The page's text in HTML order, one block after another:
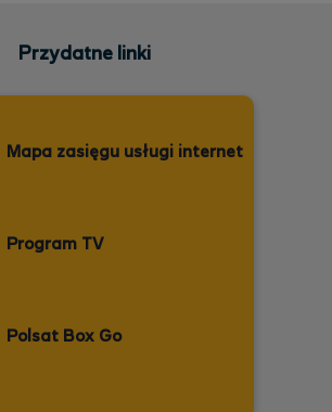
Przydatne linki
Mapa zasięgu usługi internet
Program TV
Polsat Box Go